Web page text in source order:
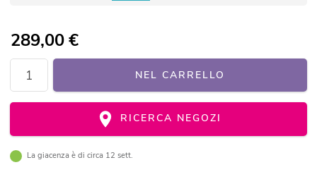
289,00€
NEL CARRELLO
RICERCA NEGOZI
La giacenza è di circa 12 sett.